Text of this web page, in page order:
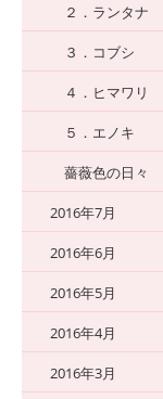
２．ランタナ
３．コブシ
４．ヒマワリ
５．エノキ
薔薇色の日々
2016年7月
2016年6月
2016年5月
2016年4月
2016年3月